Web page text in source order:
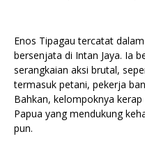
Enos Tipagau tercatat
bersenjata di Intan Jaya. Ia
serangkaian aksi brutal,
termasuk petani, pekerja
Bahkan, kelompoknya
Papua yang mendukung
pun.